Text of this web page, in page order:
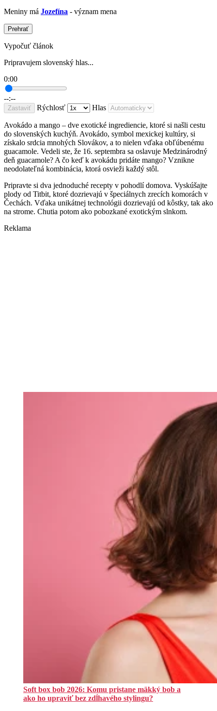
Meniny má Jozefína - význam mena
Prehrať
Vypočuť článok
Pripravujem slovenský hlas...
0:00
--:--
Zastaviť Rýchlosť Hlas
Avokádo a mango – dve exotické ingrediencie, ktoré si našli cestu
do slovenských kuchýň. Avokádo, symbol mexickej kultúry, si
získalo srdcia mnohých Slovákov, a to nielen vďaka obľúbenému
guacamole. Vedeli ste, že 16. septembra sa oslavuje Medzinárodný
deň guacamole? A čo keď k avokádu pridáte mango? Vznikne
neodolateľná kombinácia, ktorá osvieži každý stôl.
Pripravte si dva jednoduché recepty v pohodlí domova. Vyskúšajte
plody od Titbit, ktoré dozrievajú v špeciálnych zrecích komorách v
Čechách. Vďaka unikátnej technológii dozrievajú od kôstky, tak ako
na strome. Chutia potom ako pobozkané exotickým slnkom.
Reklama
Soft box bob 2026: Komu pristane mäkký bob a
ako ho upraviť bez zdĺhavého stylingu?